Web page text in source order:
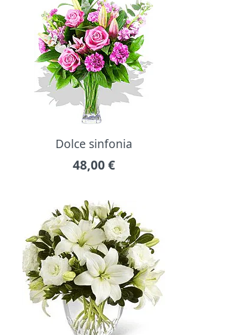
Dolce sinfonia
48,00 €